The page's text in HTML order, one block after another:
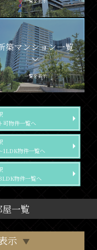
築マンション一覧
一覧を表示
可物件一覧へ
1LDK物件一覧へ
物件一覧へ
一覧
示